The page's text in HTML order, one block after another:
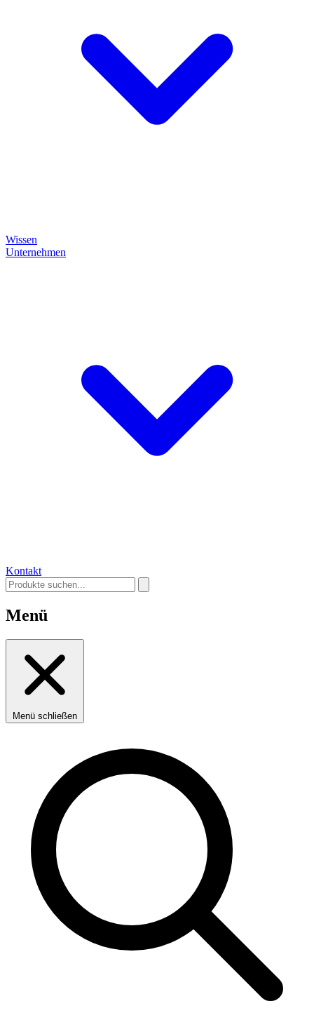
Wissen
Unternehmen
Kontakt
Menü
Menü schließen